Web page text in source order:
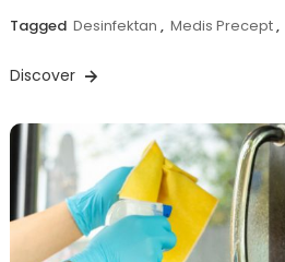
Tagged Desinfektan , Medis Precept,
Discover